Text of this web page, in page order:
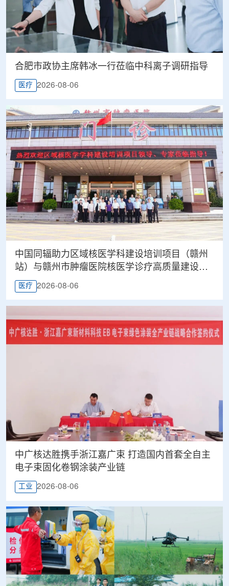
合肥市政协主席韩冰一行莅临中科离子调研指导
医疗 2026-08-06
中国同辐助力区域核医学科建设培训项目（赣州
站）与赣州市肿瘤医院核医学诊疗高质量建设项
目同步启动
医疗 2026-08-06
中广核达胜携手浙江嘉广束 打造国内首套全自主
电子束固化卷钢涂装产业链
工业 2026-08-06